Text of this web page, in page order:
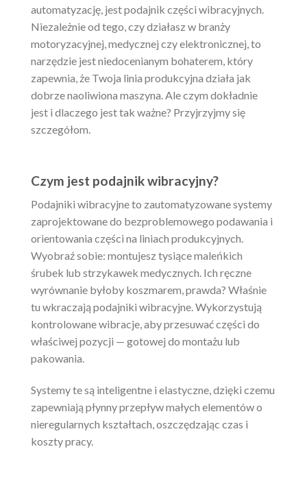
automatyzację, jest podajnik części wibracyjnych.
Niezależnie od tego, czy działasz w branży
motoryzacyjnej, medycznej czy elektronicznej, to
narzędzie jest niedocenianym bohaterem, który
zapewnia, że Twoja linia produkcyjna działa jak
dobrze naoliwiona maszyna. Ale czym dokładnie
jest i dlaczego jest tak ważne? Przyjrzyjmy się
szczegółom.
Czym jest podajnik wibracyjny?
Podajniki wibracyjne to zautomatyzowane systemy
zaprojektowane do bezproblemowego podawania i
orientowania części na liniach produkcyjnych.
Wyobraź sobie: montujesz tysiące maleńkich
śrubek lub strzykawek medycznych. Ich ręczne
wyrównanie byłoby koszmarem, prawda? Właśnie
tu wkraczają podajniki wibracyjne. Wykorzystują
kontrolowane wibracje, aby przesuwać części do
właściwej pozycji — gotowej do montażu lub
pakowania.
Systemy te są inteligentne i elastyczne, dzięki czemu
zapewniają płynny przepływ małych elementów o
nieregularnych kształtach, oszczędzając czas i
koszty pracy.